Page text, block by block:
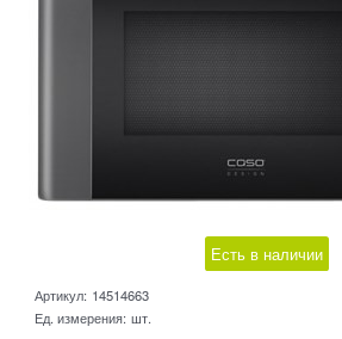
Есть в наличии
Артикул: 14514663
Ед. измерения: шт.